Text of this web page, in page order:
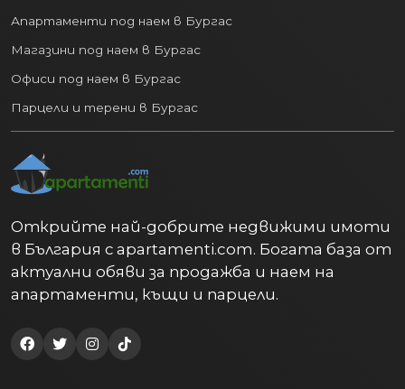
Апартаменти под наем в Бургас
Магазини под наем в Бургас
Офиси под наем в Бургас
Парцели и терени в Бургас
Открийте най-добрите недвижими имоти
в България с apartamenti.com. Богата база от
актуални обяви за продажба и наем на
апартаменти, къщи и парцели.